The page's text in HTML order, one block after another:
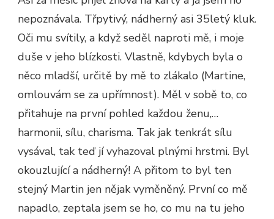
nepoznávala. Třpytivý, nádherný asi 35letý kluk.
Oči mu svítily, a když seděl naproti mě, i moje
duše v jeho blízkosti. Vlastně, kdybych byla o
něco mladší, určitě by mě to zlákalo (Martine,
omlouvám se za upřímnost). Měl v sobě to, co
přitahuje na první pohled každou ženu,…
harmonii, sílu, charisma. Tak jak tenkrát sílu
vysával, tak teď jí vyhazoval plnými hrstmi. Byl
okouzlující a nádherný! A přitom to byl ten
stejný Martin jen nějak vyměněný. První co mě
napadlo, zeptala jsem se ho, co mu na tu jeho